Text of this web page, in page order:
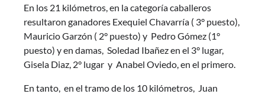
En los 21 kilómetros, en la categoría caballeros
resultaron ganadores Exequiel Chavarría ( 3° puesto),
Mauricio Garzón ( 2° puesto) y Pedro Gómez (1°
puesto) y en damas, Soledad Ibañez en el 3° lugar,
Gisela Diaz, 2° lugar y Anabel Oviedo, en el primero.
En tanto, en el tramo de los 10 kilómetros, Juan